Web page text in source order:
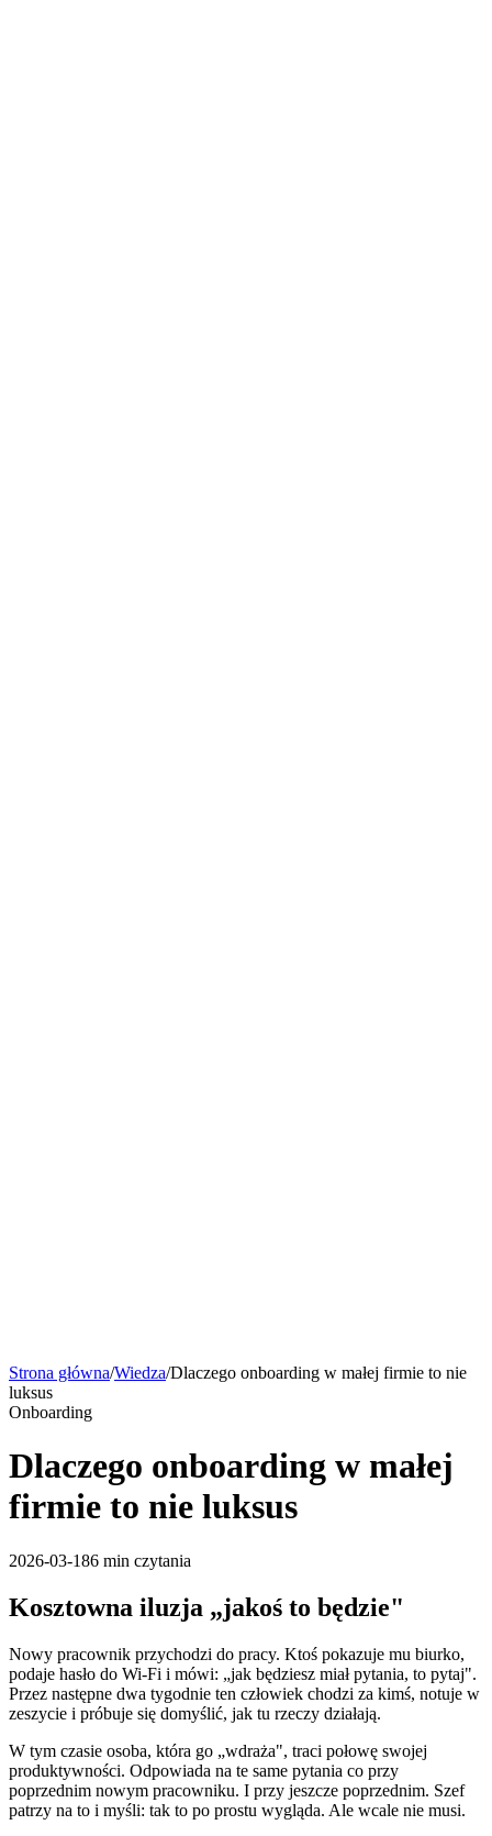
Strona główna/Wiedza/Dlaczego onboarding w małej firmie to nie
luksus
Onboarding
Dlaczego onboarding w małej
firmie to nie luksus
2026-03-186 min czytania
Kosztowna iluzja „jakoś to będzie"
Nowy pracownik przychodzi do pracy. Ktoś pokazuje mu biurko,
podaje hasło do Wi-Fi i mówi: „jak będziesz miał pytania, to pytaj".
Przez następne dwa tygodnie ten człowiek chodzi za kimś, notuje w
zeszycie i próbuje się domyślić, jak tu rzeczy działają.
W tym czasie osoba, która go „wdraża", traci połowę swojej
produktywności. Odpowiada na te same pytania co przy
poprzednim nowym pracowniku. I przy jeszcze poprzednim. Szef
patrzy na to i myśli: tak to po prostu wygląda. Ale wcale nie musi.